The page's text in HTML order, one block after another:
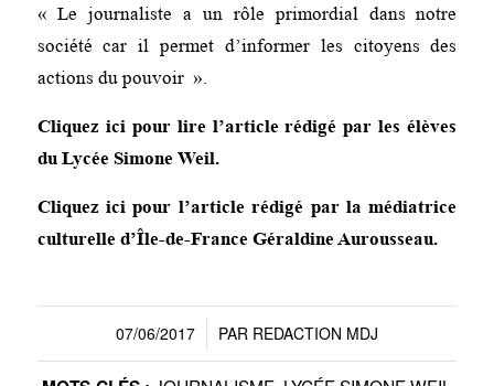
« Le journaliste a un rôle primordial dans notre
société car il permet d’informer les citoyens des
actions du pouvoir ».
Cliquez icipour lire l’article rédigé par les élèves
du Lycée Simone Weil.
Cliquez ici pour l’article rédigé par la médiatrice
culturelle d’Île-de-France Géraldine Aurousseau.
07/06/2017
/ PAR REDACTION MDJ